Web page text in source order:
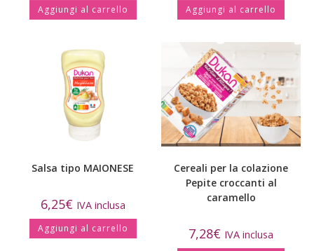
Aggiungi al carrello Aggiungi al carrello
Salsa tipo MAIONESE
6,25€ IVA inclusa
Aggiungi al carrello
Cereali per la colazione
Pepite croccanti al
caramello
7,28€ IVA inclusa